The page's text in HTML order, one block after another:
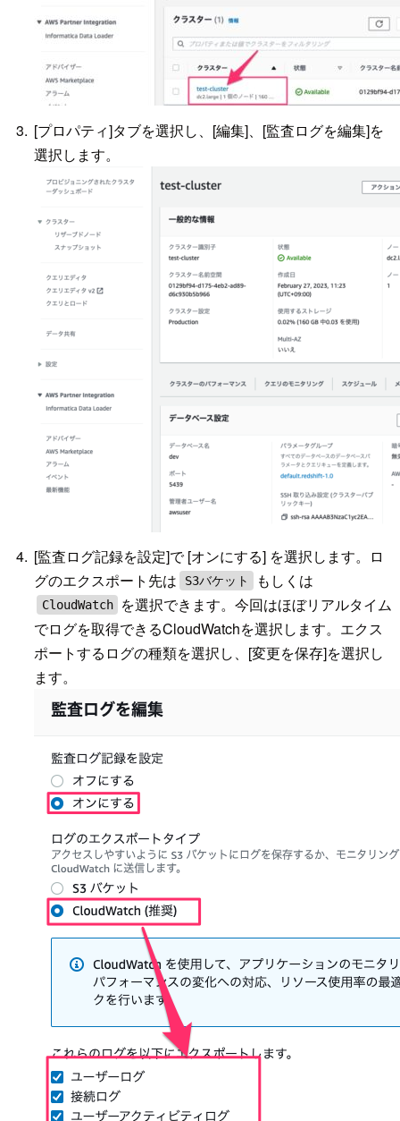
[プロパティ]タブを選択し、[編集]、[監査ログを編集]を
選択します。
[監査ログ記録を設定]で [オンにする] を選択します。ロ
グのエクスポート先は
S3バケット もしくは
CloudWatch
を選択できます。今回はほぼリアルタイム
でログを取得できるCloudWatchを選択します。エクス
ポートするログの種類を選択し、[変更を保存]を選択し
ます。